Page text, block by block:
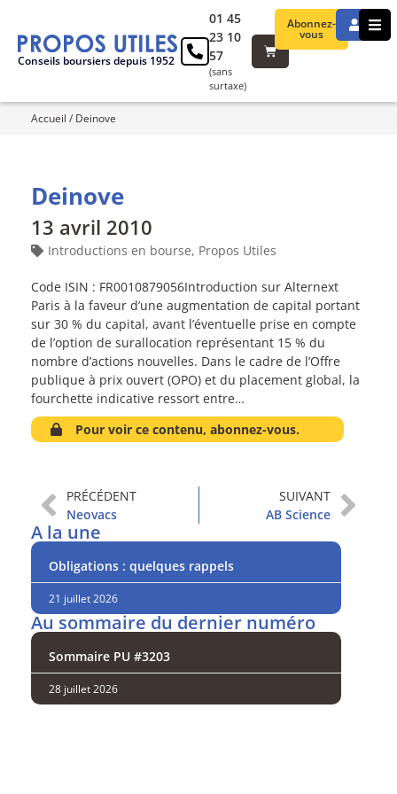
Conseils boursiers depuis 1952
Abonnez-
vous
01 45
23 10
57
(sans
surtaxe)
Accueil / Deinove
Deinove
13 avril 2010
Introductions en bourse, Propos Utiles
Code ISIN : FR0010879056Introduction sur Alternext
Paris à la faveur d’une augmentation de capital portant
sur 30 % du capital, avant l’éventuelle prise en compte
de l’option de surallocation représentant 15 % du
nombre d’actions nouvelles. Dans le cadre de l’Offre
publique à prix ouvert (OPO) et du placement global, la
fourchette indicative ressort entre…
Pour voir ce contenu, abonnez-vous.
PRÉCÉDENT
Neovacs
SUIVANT
AB Science
A la une
Obligations : quelques rappels
21 juillet 2026
Au sommaire du dernier numéro
Sommaire PU #3203
28 juillet 2026